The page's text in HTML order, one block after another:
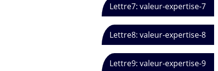
Lettre7: valeur-expertise-7
Lettre8: valeur-expertise-8
Lettre9: valeur-expertise-9